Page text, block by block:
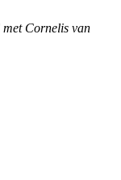
Cornelis van